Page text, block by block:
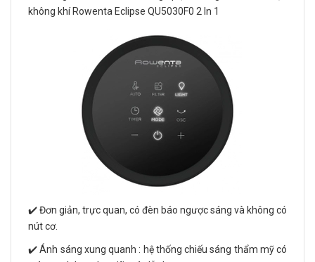
không khí Rowenta Eclipse QU5030F0 2 In 1
✔️ Đơn giản, trực quan, có đèn báo ngược sáng và không có
nút cơ.
✔️ Ánh sáng xung quanh : hệ thống chiếu sáng thẩm mỹ có